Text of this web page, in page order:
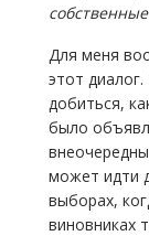
Для меня
этот
добиться,
было
может идти
выборах,
виновниках